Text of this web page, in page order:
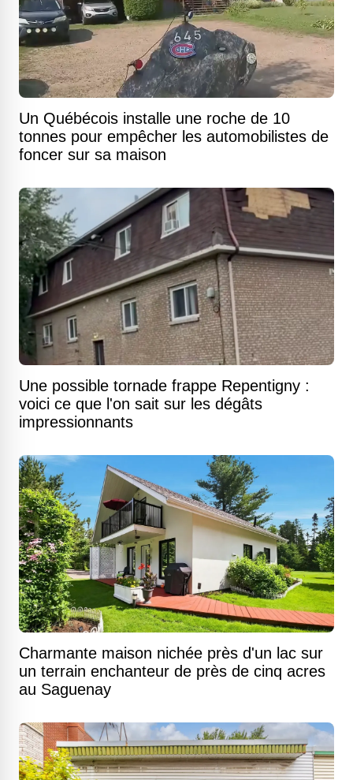
Un Québécois installe une roche de 10
tonnes pour empêcher les automobilistes de
foncer sur sa maison
Une possible tornade frappe Repentigny :
voici ce que l'on sait sur les dégâts
impressionnants
Charmante maison nichée près d'un lac sur
un terrain enchanteur de près de cinq acres
au Saguenay